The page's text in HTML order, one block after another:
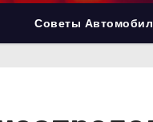
Советы